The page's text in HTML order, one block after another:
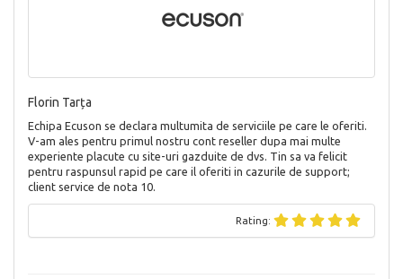
Florin Tarța
Echipa Ecuson se declara multumita de serviciile pe care le oferiti.
V-am ales pentru primul nostru cont reseller dupa mai multe
experiente placute cu site-uri gazduite de dvs. Tin sa va felicit
pentru raspunsul rapid pe care il oferiti in cazurile de support;
client service de nota 10.
Rating: